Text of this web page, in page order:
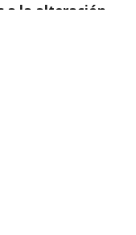
a la alteración